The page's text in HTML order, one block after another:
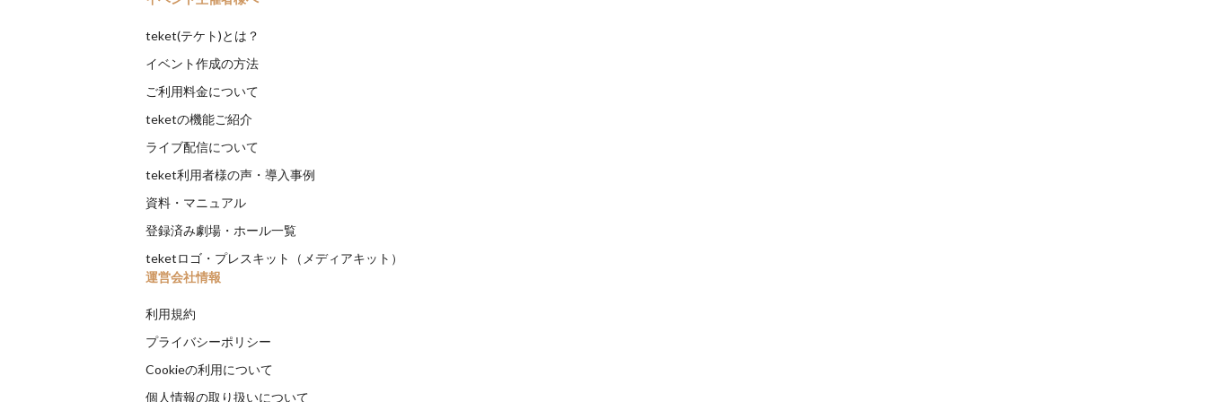
teket(テケト)とは？
イベント作成の方法
ご利用料金について
teketの機能ご紹介
ライブ配信について
teket利用者様の声・導入事例
資料・マニュアル
登録済み劇場・ホール一覧
teketロゴ・プレスキット（メディアキット）
運営会社情報
利用規約
プライバシーポリシー
Cookieの利用について
個人情報の取り扱いについて